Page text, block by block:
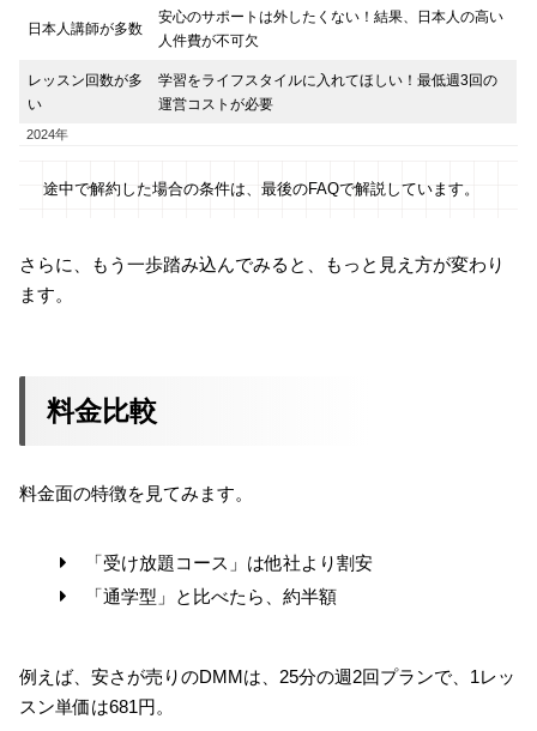
日本人講師が多数
安心のサポートは外したくない！結果、日本人の高い
人件費が不可欠
レッスン回数が多
い
学習をライフスタイルに入れてほしい！最低週3回の
運営コストが必要
2024年
途中で解約した場合の条件は、最後のFAQで解説しています。
さらに、もう一歩踏み込んでみると、もっと見え方が変わり
ます。
料金比較
料金面の特徴を見てみます。
「受け放題コース」は他社より割安
「通学型」と比べたら、約半額
例えば、安さが売りのDMMは、25分の週2回プランで、1レッ
スン単価は681円。